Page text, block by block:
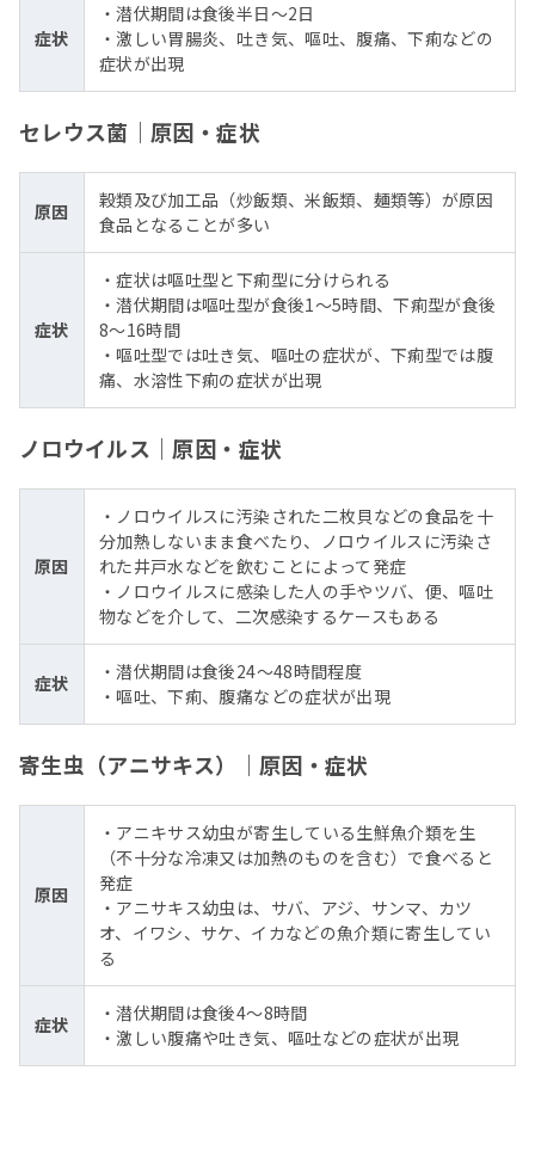
症状
・潜伏期間は食後半日〜2日
・激しい胃腸炎、吐き気、嘔吐、腹痛、下痢などの
症状が出現
セレウス菌｜原因・症状
原因
穀類及び加工品（炒飯類、米飯類、麺類等）が原因
食品となることが多い
症状
・症状は嘔吐型と下痢型に分けられる
・潜伏期間は嘔吐型が食後1～5時間、下痢型が食後
8～16時間
・嘔吐型では吐き気、嘔吐の症状が、下痢型では腹
痛、水溶性下痢の症状が出現
ノロウイルス｜原因・症状
原因
・ノロウイルスに汚染された二枚貝などの食品を十
分加熱しないまま食べたり、ノロウイルスに汚染さ
れた井戸水などを飲むことによって発症
・ノロウイルスに感染した人の手やツバ、便、嘔吐
物などを介して、二次感染するケースもある
症状
・潜伏期間は食後24〜48時間程度
・嘔吐、下痢、腹痛などの症状が出現
寄生虫（アニサキス）｜原因・症状
原因
・アニキサス幼虫が寄生している生鮮魚介類を生
（不十分な冷凍又は加熱のものを含む）で食べると
発症
・アニサキス幼虫は、サバ、アジ、サンマ、カツ
オ、イワシ、サケ、イカなどの魚介類に寄生してい
る
症状
・潜伏期間は食後4〜8時間
・激しい腹痛や吐き気、嘔吐などの症状が出現